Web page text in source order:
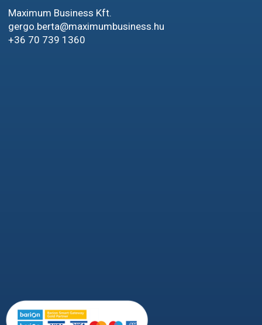
Maximum Business Kft.
gergo.berta@maximumbusiness.hu
+36 70 739 1360